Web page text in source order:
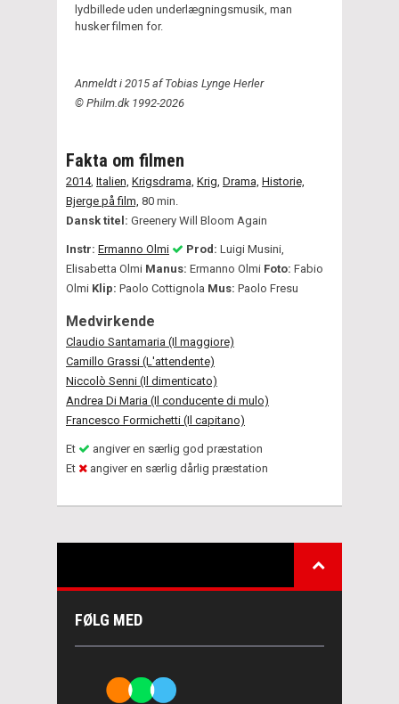
lydbillede uden underlægningsmusik, man
husker filmen for.
Anmeldt i 2015 af Tobias Lynge Herler
© Philm.dk 1992-2026
Fakta om filmen
2014, Italien, Krigsdrama, Krig, Drama, Historie,
Bjerge på film, 80 min.
Dansk titel: Greenery Will Bloom Again
Instr: Ermanno Olmi Prod: Luigi Musini,
Elisabetta Olmi Manus: Ermanno Olmi Foto: Fabio
Olmi Klip: Paolo Cottignola Mus: Paolo Fresu
Medvirkende
Claudio Santamaria (Il maggiore)
Camillo Grassi (L'attendente)
Niccolò Senni (Il dimenticato)
Andrea Di Maria (Il conducente di mulo)
Francesco Formichetti (Il capitano)
Et
angiver en særlig god præstation
Et
angiver en særlig dårlig præstation
FØLG MED